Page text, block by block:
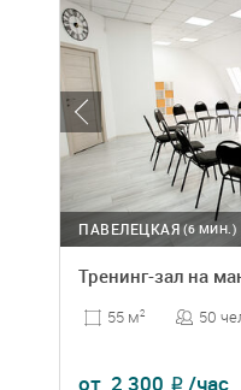
(6 МИН.)
ПАВЕЛЕЦКАЯ
Тренинг-зал на
55 м2 50
от 2 300 ₽ /час